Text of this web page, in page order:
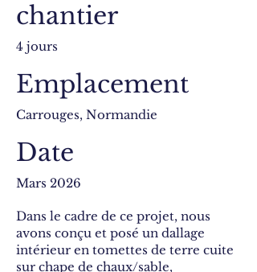
chantier
4 jours
Emplacement
Carrouges, Normandie
Date
Mars 2026
Dans le cadre de ce projet, nous
avons conçu et posé un dallage
intérieur en tomettes de terre cuite
sur chape de chaux/sable,